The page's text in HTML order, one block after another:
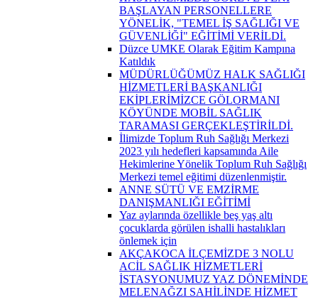
BAŞLAYAN PERSONELLERE
YÖNELİK, "TEMEL İŞ SAĞLIĞI VE
GÜVENLİĞİ" EĞİTİMİ VERİLDİ.
Düzce UMKE Olarak Eğitim Kampına
Katıldık
MÜDÜRLÜĞÜMÜZ HALK SAĞLIĞI
HİZMETLERİ BAŞKANLIĞI
EKİPLERİMİZCE GÖLORMANI
KÖYÜNDE MOBİL SAĞLIK
TARAMASI GERÇEKLEŞTİRİLDİ.
İlimizde Toplum Ruh Sağlığı Merkezi
2023 yılı hedefleri kapsamında Aile
Hekimlerine Yönelik Toplum Ruh Sağlığı
Merkezi temel eğitimi düzenlenmiştir.
ANNE SÜTÜ VE EMZİRME
DANIŞMANLIĞI EĞİTİMİ
Yaz aylarında özellikle beş yaş altı
çocuklarda görülen ishalli hastalıkları
önlemek için
AKÇAKOCA İLÇEMİZDE 3 NOLU
ACİL SAĞLIK HİZMETLERİ
İSTASYONUMUZ YAZ DÖNEMİNDE
MELENAĞZI SAHİLİNDE HİZMET